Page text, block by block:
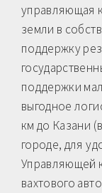
управляющая
земли в
поддержку
поддержки
выгодное
км до Казани
городе, для
Управляющей
вахтового